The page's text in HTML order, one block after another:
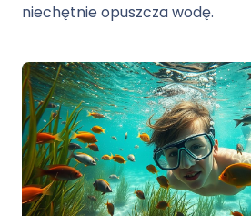
niechętnie opuszcza wodę.